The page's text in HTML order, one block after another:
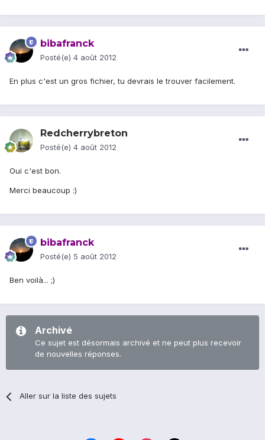
bibafranck
Posté(e) 4 août 2012
En plus c'est un gros fichier, tu devrais le trouver facilement.
Redcherrybreton
Posté(e) 4 août 2012
Oui c'est bon.
Merci beaucoup :)
bibafranck
Posté(e) 5 août 2012
Ben voilà... ;)
Archivé
Ce sujet est désormais archivé et ne peut plus recevoir
de nouvelles réponses.
Aller sur la liste des sujets